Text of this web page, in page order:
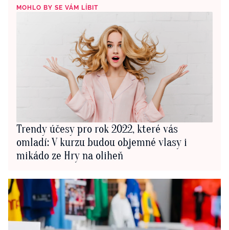
MOHLO BY SE VÁM LÍBIT
Trendy účesy pro rok 2022, které vás
omladí: V kurzu budou objemné vlasy i
mikádo ze Hry na oliheň